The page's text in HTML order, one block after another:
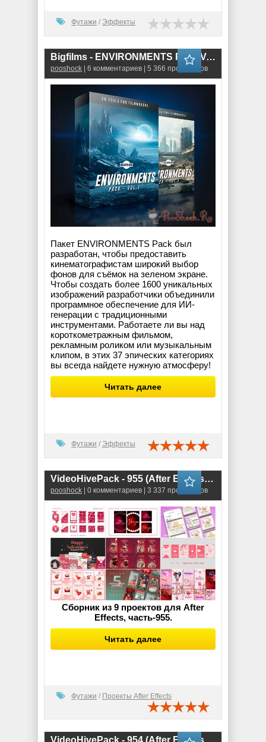
Футажи / Эффекты
Bigfilms - ENVIRONMENTS Pack Vol 1,2
pooshock | 6 комментариев | 5 366 просмотров
Пакет ENVIRONMENTS Pack был
разработан, чтобы предоставить
кинематографистам широкий выбор
фонов для съёмок на зеленом экране.
Чтобы создать более 1600 уникальных
изображений разработчики объединили
программное обеспечение для ИИ-
генерации с традиционными
инструментами. Работаете ли вы над
короткометражным фильмом,
рекламным роликом или музыкальным
клипом, в этих 37 эпических категориях
вы всегда найдете нужную атмосферу!
Читать далее
Футажи / Эффекты
VideoHivePack - 955 (After Effects Projects Pack)
pooshock | 0 комментариев | 3 337 просмотров
Сборник из 9 проектов для After
Effects, часть-955.
Читать далее
Футажи / Проекты After Effects
VideoHivePack - 954 (After Effects Projects Pack)